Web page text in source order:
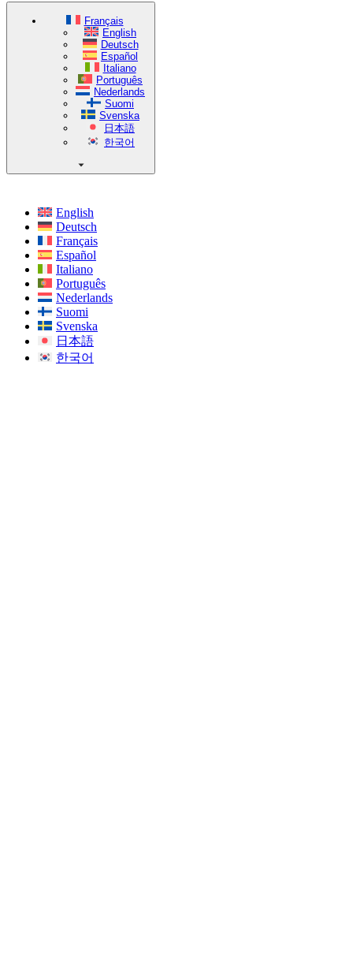
Français
English
Deutsch
Español
Italiano
Português
Nederlands
Suomi
Svenska
日本語
한국어
English
Deutsch
Français
Español
Italiano
Português
Nederlands
Suomi
Svenska
日本語
한국어